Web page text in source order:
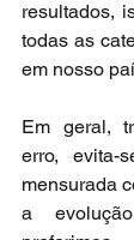
resultados,
todas as
em nosso
Em geral,
erro, evita-
mensurada
a